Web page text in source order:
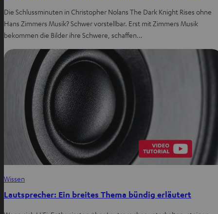
Die Schlussminuten in Christopher Nolans The Dark Knight Rises ohne
Hans Zimmers Musik? Schwer vorstellbar. Erst mit Zimmers Musik
bekommen die Bilder ihre Schwere, schaffen…
Wissen
Lautsprecher: Ein breites Thema bündig erläutert